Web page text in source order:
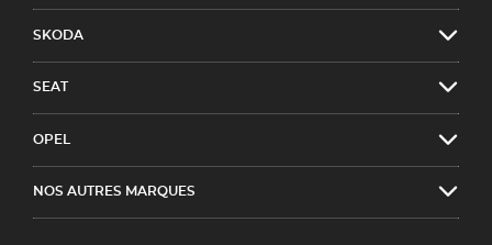
SKODA
SEAT
OPEL
NOS AUTRES MARQUES